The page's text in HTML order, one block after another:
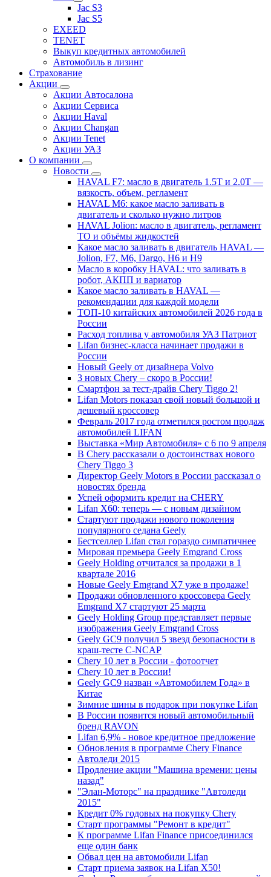
Jac S3
Jac S5
EXEED
TENET
Выкуп кредитных автомобилей
Автомобиль в лизинг
Страхование
Акции
Акции Автосалона
Акции Сервиса
Акции Haval
Акции Changan
Акции Tenet
Акции УАЗ
О компании
Новости
HAVAL F7: масло в двигатель 1.5T и 2.0T —
вязкость, объем, регламент
HAVAL M6: какое масло заливать в
двигатель и сколько нужно литров
HAVAL Jolion: масло в двигатель, регламент
ТО и объёмы жидкостей
Какое масло заливать в двигатель HAVAL —
Jolion, F7, M6, Dargo, H6 и H9
Масло в коробку HAVAL: что заливать в
робот, АКПП и вариатор
Какое масло заливать в HAVAL —
рекомендации для каждой модели
ТОП-10 китайских автомобилей 2026 года в
России
Расход топлива у автомобиля УАЗ Патриот
Lifan бизнес-класса начинает продажи в
России
Новый Geely от дизайнера Volvo
3 новых Chery – скоро в России!
Смартфон за тест-драйв Chery Tiggo 2!
Lifan Motors показал свой новый большой и
дешевый кроссовер
Февраль 2017 года отметился ростом продаж
автомобилей LIFAN
Выставка «Мир Автомобиля» с 6 по 9 апреля
В Chery рассказали о достоинствах нового
Chery Tiggo 3
Директор Geely Motors в России рассказал о
новостях бренда
Успей оформить кредит на CHERY
Lifan X60: теперь — с новым дизайном
Стартуют продажи нового поколения
популярного седана Geely
Бестселлер Lifan стал гораздо симпатичнее
Мировая премьера Geely Emgrand Cross
Geely Holding отчитался за продажи в 1
квартале 2016
Новые Geely Emgrand X7 уже в продаже!
Продажи обновленного кроссовера Geely
Emgrand X7 стартуют 25 марта
Geely Holding Group представляет первые
изображения Geely Emgrand Cross
Geely GC9 получил 5 звезд безопасности в
краш-тесте C-NCAP
Chery 10 лет в России - фотоотчет
Chery 10 лет в России!
Geely GC9 назван «Автомобилем Года» в
Китае
Зимние шины в подарок при покупке Lifan
В России появится новый автомобильный
бренд RAVON
Lifan 6,9% - новое кредитное предложение
Обновления в программе Chery Finance
Автоледи 2015
Продление акции "Машина времени: цены
назад"
"Элан-Моторс" на празднике "Автоледи
2015"
Кредит 0% годовых на покупку Chery
Старт программы "Ремонт в кредит"
К программе Lifan Finance присоединился
еще один банк
Обвал цен на автомобили Lifan
Старт приема заявок на Lifan X50!